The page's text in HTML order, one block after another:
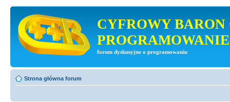
CYFROWY BARON
PROGRAMOWANIE
forum dyskusyjne o programowaniu
Strona główna forum